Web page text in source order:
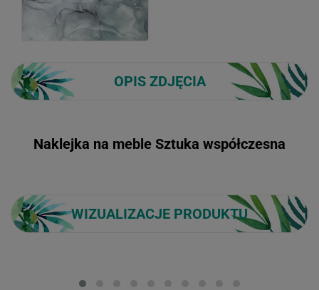
OPIS ZDJĘCIA
Naklejka na meble Sztuka współczesna
WIZUALIZACJE PRODUKTU